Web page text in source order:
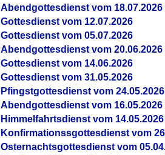
Abendgottesdienst vom 18.07.2026
Gottesdienst vom 12.07.2026
Gottesdienst vom 05.07.2026
Abendgottesdienst vom 20.06.2026
Gottesdienst vom 14.06.2026
Gottesdienst vom 31.05.2026
Pfingstgottesdienst vom 24.05.2026
Abendgottesdienst vom 16.05.2026
Himmelfahrtsdienst vom 14.05.2026
Konfirmationssgottesdienst vom
Osternachtsgottesdienst vom